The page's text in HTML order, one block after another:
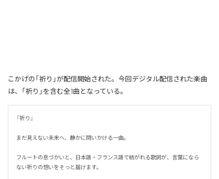
こかげの「祈り」が配信開始された。今回デジタル配信された楽曲
は、「祈り」を含む全1曲となっている。
『祈り』
まだ見えない未来へ、静かに問いかける一曲。
フルートの息づかいと、日本語・フランス語で紡がれる歌詞が、言葉になら
ない祈りの想いをそっと届けます。